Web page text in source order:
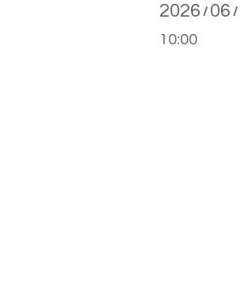
2026 / 06 /
10:00